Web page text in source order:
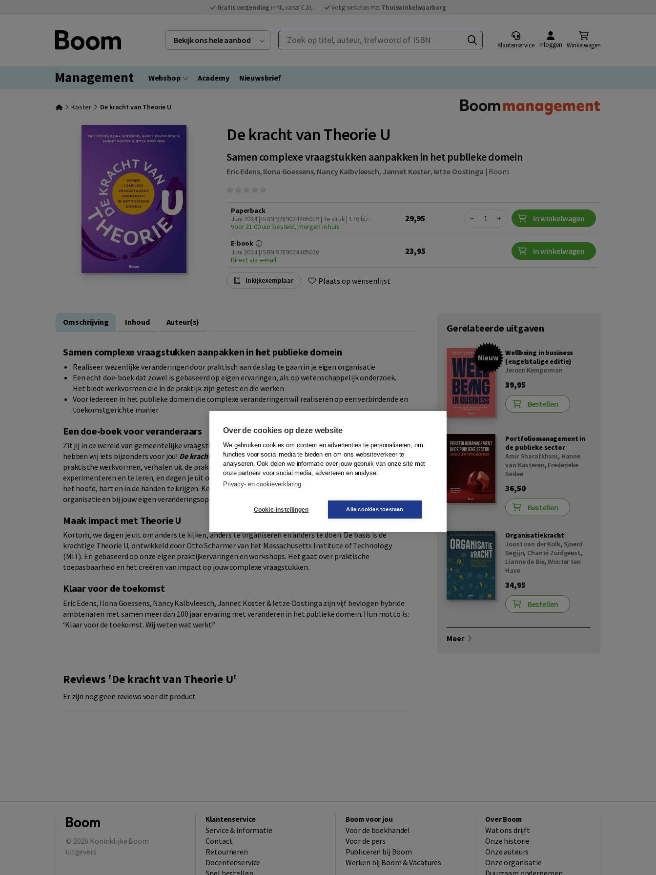
Gratis verzending in NL vanaf € 20,- Veilig winkelen met Thuiswinkelwaarborg
Bekijk ons hele aanbod Zoek op titel, auteur, trefwoord of ISBN
Klantenservice Inloggen Winkelwagen
Management Webshop Academy Nieuwsbrief
Koster De kracht van Theorie U
De kracht van Theorie U
Samen complexe vraagstukken aanpakken in het publieke domein
Eric Edens, Ilona Goessens, Nancy Kalbvleesch, Jannet Koster, Ietze Oostinga | Boom
Paperback
Juni 2024 | ISBN 9789024465019 | 1e druk | 176 blz.
Voor 21:00 uur besteld, morgen in huis
29,95 Quantity
− + In winkelwagen
E-book
Juni 2024 | ISBN 9789024465026
Direct via e-mail
23,95 In winkelwagen
Inkijkexemplaar Plaats op wensenlijst
Omschrijving Inhoud Auteur(s)
Samen complexe vraagstukken aanpakken in het publieke domein
Realiseer wezenlijke veranderingen door praktisch aan de slag te gaan in je eigen organisatie
Een echt doe-boek dat zowel is gebaseerd op eigen ervaringen, als op wetenschappelijk onderzoek.
Het biedt werkvormen die in de praktijk zijn getest en die werken
Voor iedereen in het publieke domein die complexe veranderingen wil realiseren op een verbindende en
toekomstgerichte manier
Een doe-boek voor veranderaars
Zit jij in de wereld van gemeentelijke vraagstukken en veranderingen? En krijg je het niet voor elkaar? Dan
hebben wij iets bijzonders voor jou! De kracht van Theorie Uis een doe-boek voor veranderaars, boordevol
praktische werkvormen, verhalen uit de praktijk en eigen ervaringen. Wij bieden de ruimte om te
experimenteren en te leren, en dagen je uit om verandering binnen je eigen organisatie op te pakken en in
het hoofd, hart en in de handen te krijgen. Kennis en inzichten kan je direct toepassen binnen jouw eigen
organisatie en bij jouw eigen veranderingsopgaven.
Maak impact met Theorie U
Kortom, we dagen je uit om anders te kijken, anders te organiseren en anders te doen. De basis is de
krachtige Theorie U, ontwikkeld door Otto Scharmer van het Massachusetts Institute of Technology
(MIT). En gebaseerd op onze eigen praktijkervaringen en workshops. Het gaat over praktische
toepasbaarheid en het creëren van impact op jouw complexe vraagstukken.
Klaar voor de toekomst
Eric Edens, Ilona Goessens, Nancy Kalbvleesch, Jannet Koster & Ietze Oostinga zijn vijf bevlogen hybride
ambtenaren met samen meer dan 100 jaar ervaring met veranderen in het publieke domein. Hun motto is:
‘Klaar voor de toekomst. Wij weten wat werkt!’
Reviews 'De kracht van Theorie U'
Er zijn nog geen reviews voor dit product
Gerelateerde uitgaven
Nieuw
Wellbeing in business
(engelstalige editie)
Jeroen Kemperman
39,95
Bestellen
Portfoliomanagement in
de publieke sector
Amir Sharafkhani, Hanne
van Kasteren, Frederieke
Sedee
36,50
Bestellen
Organisatiekracht
Joost van der Kolk, Sjoerd
Segijn, Chanté Zuidgeest,
Lianne de Bie,Wouter ten
Have
34,95
Bestellen
Meer
© 2026 Koninklijke Boom
uitgevers
Klantenservice
Service & informatie
Contact
Retourneren
Docentenservice
Snel bestellen
Boom voor jou
Voor de boekhandel
Voor de pers
Publiceren bij Boom
Werken bij Boom & Vacatures
Over Boom
Wat ons drijft
Onze historie
Onze auteurs
Onze organisatie
Duurzaam ondernemen
Over de cookies op deze website
We gebruiken cookies om content en advertenties te personaliseren, om
functies voor social media te bieden en om ons websiteverkeer te
analyseren. Ook delen we informatie over jouw gebruik van onze site met
onze partners voor social media, adverteren en analyse.
Privacy- en cookieverklaring
Cookie-instellingen Alle cookies toestaan